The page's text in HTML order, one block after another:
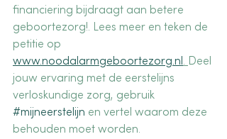
financiering bijdraagt aan betere
geboortezorg!. Lees meer en teken de
petitie op
www.noodalarmgeboortezorg.nl . Deel
jouw ervaring met de eerstelijns
verloskundige zorg, gebruik
#mijneerstelijn en vertel waarom deze
behouden moet worden.